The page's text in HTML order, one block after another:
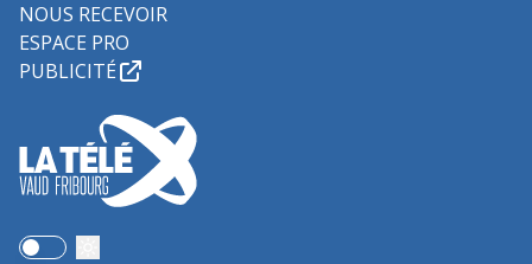
NOUS RECEVOIR
ESPACE PRO
PUBLICITÉ
Use setting